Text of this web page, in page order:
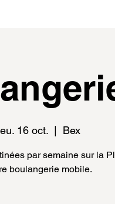
16 oct.
  |
Bex
par semaine sur la
boulangerie mobile.